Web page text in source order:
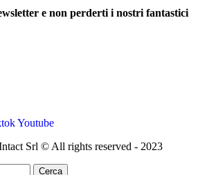
e non perderti i nostri fantastici
Youtube
Srl © All rights reserved - 2023
Cerca